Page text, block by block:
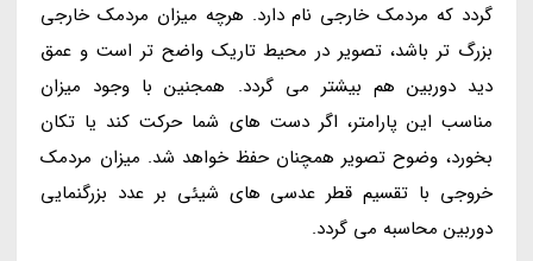
گردد که مردمک خارجی نام دارد. هرچه میزان مردمک خارجی
بزرگ تر باشد، تصویر در محیط تاریک واضح تر است و عمق
دید دوربین هم بیشتر می گردد. همجنین با وجود میزان
مناسب این پارامتر، اگر دست های شما حرکت کند یا تکان
بخورد، وضوح تصویر همچنان حفظ خواهد شد. میزان مردمک
خروجی با تقسیم قطر عدسی های شیئی بر عدد بزرگنمایی
دوربین محاسبه می گردد.